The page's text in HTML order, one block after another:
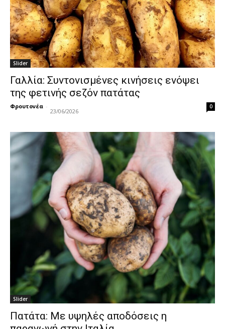
Slider
Γαλλία: Συντονισμένες κινήσεις ενόψει
της φετινής σεζόν πατάτας
Φρουτονέα -
23/06/2026
0
Slider
Πατάτα: Με υψηλές αποδόσεις η